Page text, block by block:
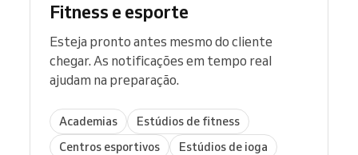
Fitness e esporte
Esteja pronto antes mesmo do cliente
chegar. As notificações em tempo real
ajudam na preparação.
Academias
Estúdios de fitness
Centros esportivos
Estúdios de ioga